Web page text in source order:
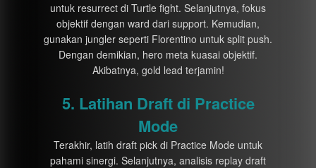
untuk resurrect di Turtle fight. Selanjutnya, fokus
objektif dengan ward dari support. Kemudian,
gunakan jungler seperti Florentino untuk split push.
Dengan demikian, hero meta kuasai objektif.
Akibatnya, gold lead terjamin!
5. Latihan Draft di Practice
Mode
Terakhir, latih draft pick di Practice Mode untuk
pahami sinergi. Selanjutnya, analisis replay draft